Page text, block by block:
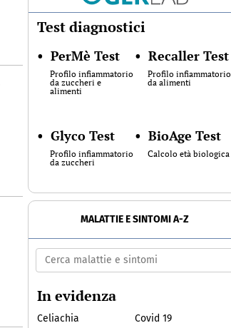
Test diagnostici
• PerMè Test
Profilo infiammatorio
da zuccheri e
alimenti
• Recaller Test
Profilo infiammatorio
da alimenti
• Glyco Test
Profilo infiammatorio
da zuccheri
• BioAge Test
Calcolo età biologica
MALATTIE E SINTOMI A-Z
In evidenza
Celiachia
Covid 19